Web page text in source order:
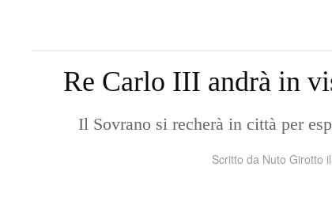
Re Carlo III andrà in
Il Sovrano si recherà in città per
Scritto da Nuto Girotto il